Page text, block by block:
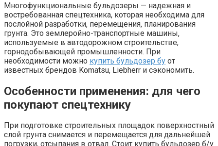
Многофункциональные бульдозеры — надежная и
востребованная спецтехника, которая необходима для
послойной разработки, перемещения, планирования
грунта. Это землеройно-транспортные машины,
используемые в автодорожном строительстве,
горнодобывающей промышленности. При
необходимости можно купить бульдозер бу от
известных брендов Komatsu, Liebherr и сэкономить.
Особенности применения: для чего
покупают спецтехнику
При подготовке строительных площадок поверхностный
слой грунта снимается и перемещается для дальнейшей
погрузки, отсыпания в отвал. Стоит купить бульдозер б/у